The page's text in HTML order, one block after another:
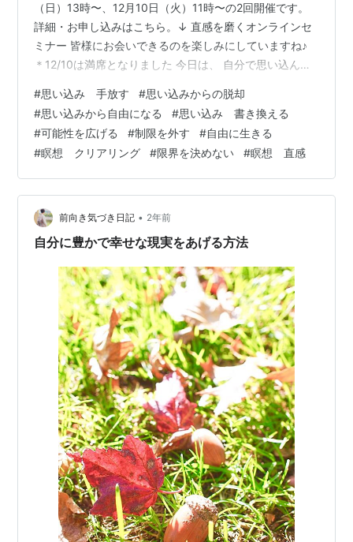
（日）13時〜、12月10日（火）11時〜の2回開催です。
詳細・お申し込みはこちら。↓ 直感を磨くオンラインセ
ミナー 皆様にお会いできるのを楽しみにしていますね♪
＊12/10は満席となりました 今日は、 自分で思い込んで
る方法のお話です。 収入や暮らし、結婚や痩せることな
ど、 これ以上は無理、自分にはできない、と、 私たちは
色んな制限を無自覚で自分にかけています。 でも現実は
本当は制限などなく、 誰の手のも届くところに全ての可
能性があります。 それを制限しているのは自分だけで
す。 …
#思い込み 手放す #思い込みからの脱却
#思い込みから自由になる #思い込み 書き換える
#可能性を広げる #制限を外す #自由に生きる
#瞑想 クリアリング #限界を決めない #瞑想 直感
前向き気づき日記 • 2年前
自分に豊かで幸せな現実をあげる方法